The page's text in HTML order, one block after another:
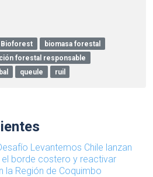
Bioforest
biomasa forestal
forestal responsable
queule ruil
Levantemos Chile lanzan
el borde costero y reactivar
la Región de Coquimbo